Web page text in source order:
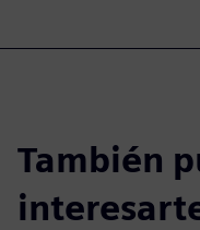
También